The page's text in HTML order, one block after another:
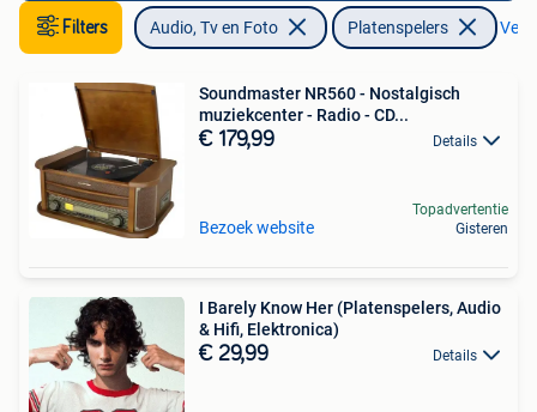
Filters Audio, Tv en Foto Platenspelers
Soundmaster NR560 - Nostalgisch
muziekcenter - Radio - CD...
€ 179,99 Details
Bezoek website
Topadvertentie
Gisteren
I Barely Know Her (Platenspelers, Audio
& Hifi, Elektronica)
€ 29,99 Details